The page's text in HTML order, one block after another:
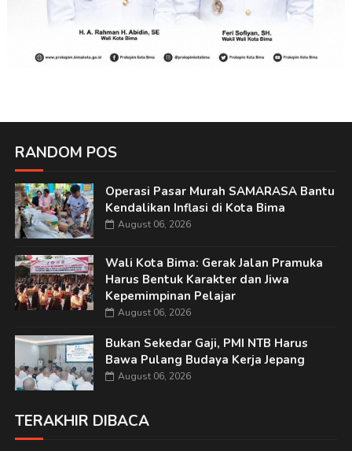
RANDOM POS
Operasi Pasar Murah SAMARASA Bantu
Kendalikan Inflasi di Kota Bima
August 06, 2026
Wali Kota Bima: Gerak Jalan Pramuka
Harus Bentuk Karakter dan Jiwa
Kepemimpinan Pelajar
August 06, 2026
Bukan Sekedar Gaji, PMI NTB Harus
Bawa Pulang Budaya Kerja Jepang
August 06, 2026
TERAKHIR DIBACA